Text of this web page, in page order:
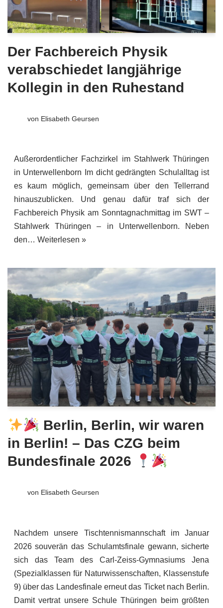
Der Fachbereich Physik
verabschiedet langjährige
Kollegin in den Ruhestand
von Elisabeth Geursen
Außerordentlicher Fachzirkel im Stahlwerk Thüringen
in Unterwellenborn Im dicht gedrängten Schulalltag ist
es kaum möglich, gemeinsam über den Tellerrand
hinauszublicken. Und genau dafür traf sich der
Fachbereich Physik am Sonntagnachmittag im SWT –
Stahlwerk Thüringen – in Unterwellenborn. Neben
den… Weiterlesen »
Berlin, Berlin, wir waren
in Berlin! – Das CZG beim
Bundesfinale 2026
von Elisabeth Geursen
Nachdem unsere Tischtennismannschaft im Januar
2026 souverän das Schulamtsfinale gewann, sicherte
sich das Team des Carl-Zeiss-Gymnasiums Jena
(Spezialklassen für Naturwissenschaften, Klassenstufe
9) über das Landesfinale erneut das Ticket nach Berlin.
Damit vertrat unsere Schule Thüringen beim größten